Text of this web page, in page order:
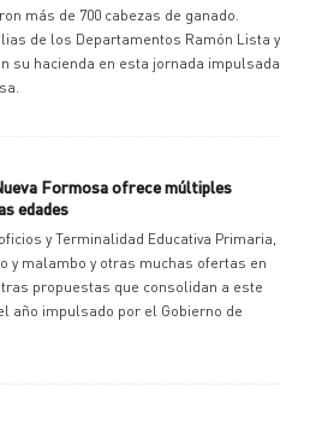
más de 700 cabezas de ganado.
de los Departamentos Ramón Lista y
su hacienda en esta jornada impulsada
Formosa ofrece múltiples
edades
y Terminalidad Educativa Primaria,
y malambo y otras muchas ofertas en
propuestas que consolidan a este
año impulsado por el Gobierno de